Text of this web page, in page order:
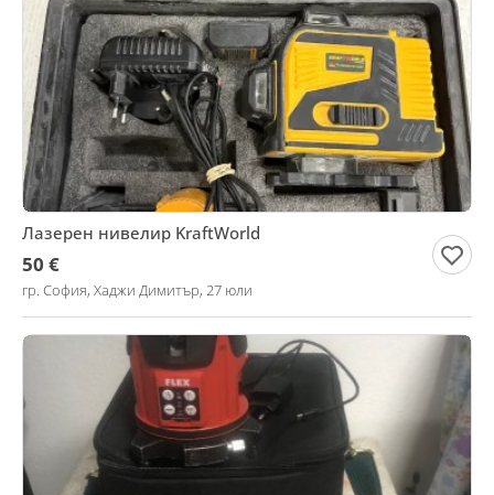
Лазерен нивелир KraftWorld
50 €
гр. София, Хаджи Димитър, 27 юли